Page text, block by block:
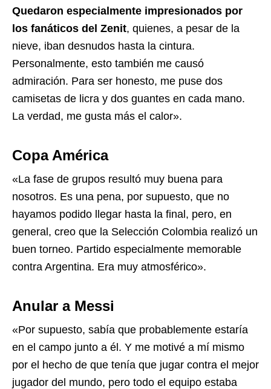
Quedaron especialmente impresionados por
los fanáticos del Zenit, quienes, a pesar de la
nieve, iban desnudos hasta la cintura.
Personalmente, esto también me causó
admiración. Para ser honesto, me puse dos
camisetas de licra y dos guantes en cada mano.
La verdad, me gusta más el calor».
Copa América
«La fase de grupos resultó muy buena para
nosotros. Es una pena, por supuesto, que no
hayamos podido llegar hasta la final, pero, en
general, creo que la Selección Colombia realizó un
buen torneo. Partido especialmente memorable
contra Argentina. Era muy atmosférico».
Anular a Messi
«Por supuesto, sabía que probablemente estaría
en el campo junto a él. Y me motivé a mí mismo
por el hecho de que tenía que jugar contra el mejor
jugador del mundo, pero todo el equipo estaba